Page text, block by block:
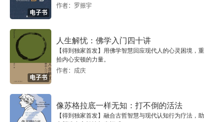
电子书
作者：罗振宇
电子书
人生解忧：佛学入门四十讲
【得到独家首发】用佛学智慧回应现代人的心灵困境，重
拾内心安顿的力量。
作者：成庆
像苏格拉底一样无知：打不倒的活法
【得到独家首发】融合古哲智慧与现代认知行为疗法，助